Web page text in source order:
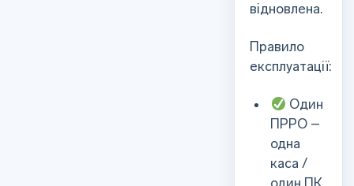
відновлена.
Правило
експлуатації:
Один
ПРРО –
одна
каса /
один ПК.